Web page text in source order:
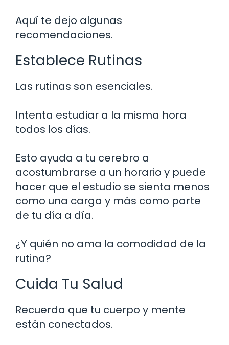
Aquí te dejo algunas
recomendaciones.
Establece Rutinas
Las rutinas son esenciales.
Intenta estudiar a la misma hora
todos los días.
Esto ayuda a tu cerebro a
acostumbrarse a un horario y puede
hacer que el estudio se sienta menos
como una carga y más como parte
de tu día a día.
¿Y quién no ama la comodidad de la
rutina?
Cuida Tu Salud
Recuerda que tu cuerpo y mente
están conectados.